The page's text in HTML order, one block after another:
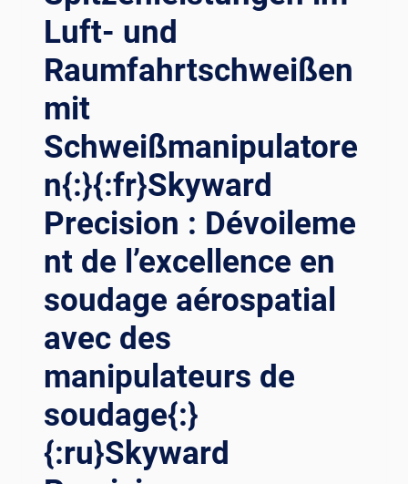
Luft- und
Raumfahrtschweißen
mit
Schweißmanipulatore
n{:}{:fr}Skyward
Precision : Dévoileme
nt de l’excellence en
soudage aérospatial
avec des
manipulateurs de
soudage{:}
{:ru}Skyward